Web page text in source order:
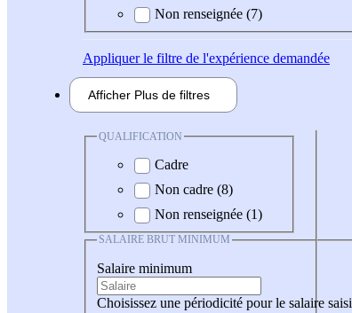
Non renseignée (7)
Appliquerle filtre de l'expérience demandée
Afficher Plus de filtres
QUALIFICATION
Cadre
Non cadre (8)
Non renseignée (1)
SALAIRE BRUT MINIMUM
Salaire minimum
Choisissez une périodicité pour le salaire saisi